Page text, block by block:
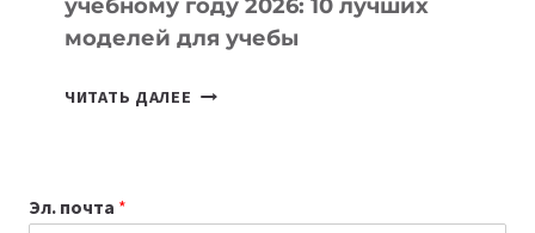
учебному году 2026: 10 лучших
моделей для учебы
ЧИТАТЬ ДАЛЕЕ КАКОЙ
Эл. почта *